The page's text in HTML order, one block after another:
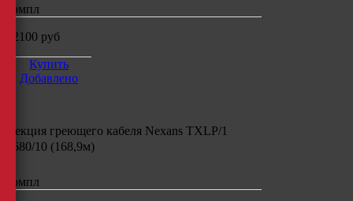
компл
22100 руб
Купить
Добавлено
Секция греющего кабеля Nexans TXLP/1
1680/10 (168,9м)
компл